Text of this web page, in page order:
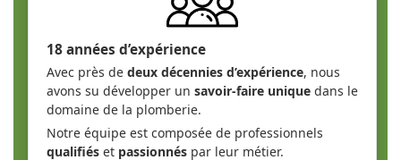
18 années d’expérience
Avec près de deux décennies d’expérience, nous
avons su développer un savoir-faire unique dans le
domaine de la plomberie.
Notre équipe est composée de professionnels
qualifiés et passionnés par leur métier.